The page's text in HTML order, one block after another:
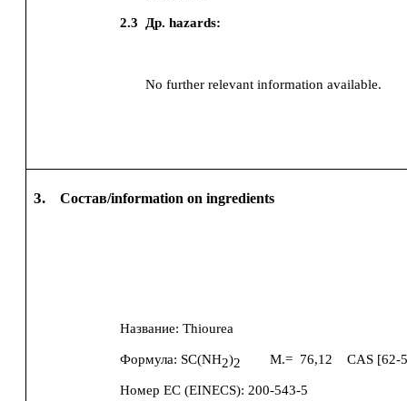
2.3 Др. hazards:
No further relevant information available.
3. Состав/information on ingredients
Название: Thiourea
Формула: SC(NH2)2 M.= 76,12 CAS [62-
Номер ЕС (EINECS): 200-543-5